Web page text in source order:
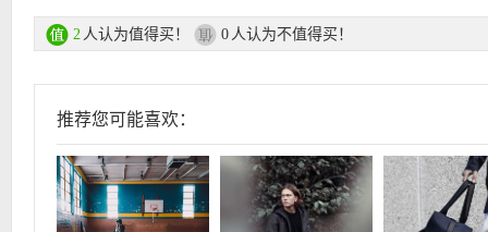
2 人认为值得买！ 0 人认为不值得买！
推荐您可能喜欢：